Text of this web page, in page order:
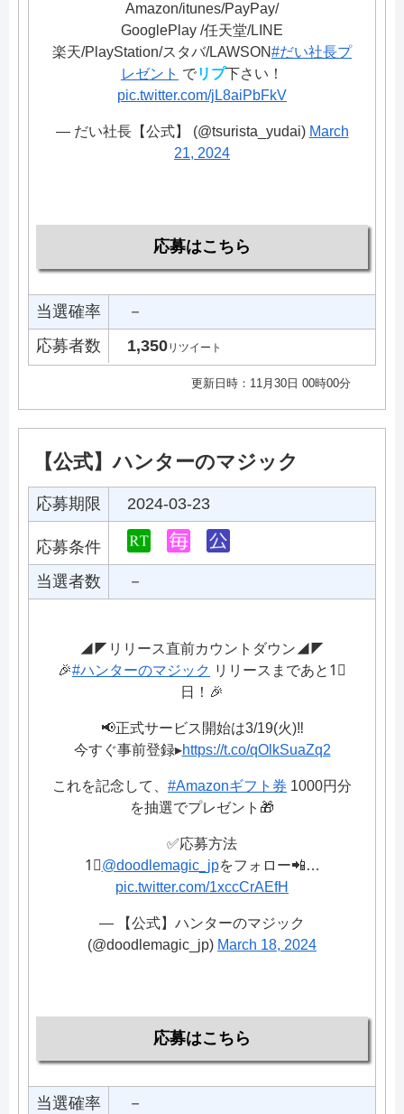
Amazon/itunes/PayPay/
GooglePlay /任天堂/LINE
楽天/PlayStation/スタバ/LAWSON#だい社長プ
レゼント でリプ下さい！
pic.twitter.com/jL8aiPbFkV
— だい社長【公式】 (@tsurista_yudai) March
21, 2024
応募はこちら
当選確率
－
応募者数
1,350リツイート
更新日時：11月30日 00時00分
【公式】ハンターのマジック
応募期限 2024-03-23
応募条件
当選者数
－
◢◤リリース直前カウントダウン◢◤
🎉#ハンターのマジック リリースまであと1⃣
日！🎉
📢正式サービス開始は3/19(火)‼️
今すぐ事前登録▸https://t.co/qOlkSuaZq2
これを記念して、 #Amazonギフト券 1000円分
を抽選でプレゼント🎁
✅応募方法
1⃣@doodlemagic_jpをフォロー📲…
pic.twitter.com/1xccCrAEfH
— 【公式】ハンターのマジック
(@doodlemagic_jp) March 18, 2024
応募はこちら
当選確率
－